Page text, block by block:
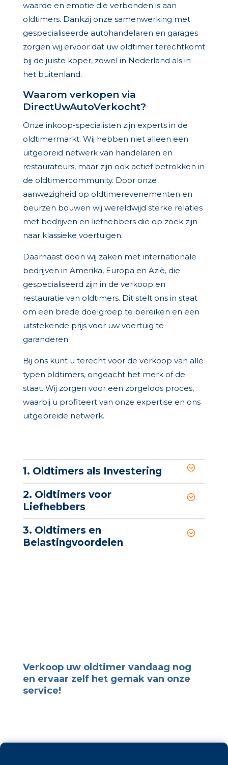
waarde en emotie die verbonden is aan
oldtimers. Dankzij onze samenwerking met
gespecialiseerde autohandelaren en garages
zorgen wij ervoor dat uw oldtimer terechtkomt
bij de juiste koper, zowel in Nederland als in
het buitenland.
Waarom verkopen via
DirectUwAutoVerkocht?
Onze inkoop-specialisten zijn experts in de
oldtimermarkt. Wij hebben niet alleen een
uitgebreid netwerk van handelaren en
restaurateurs, maar zijn ook actief betrokken in
de oldtimercommunity. Door onze
aanwezigheid op oldtimerevenementen en
beurzen bouwen wij wereldwijd sterke relaties
met bedrijven en liefhebbers die op zoek zijn
naar klassieke voertuigen.
Daarnaast doen wij zaken met internationale
bedrijven in Amerika, Europa en Azië, die
gespecialiseerd zijn in de verkoop en
restauratie van oldtimers. Dit stelt ons in staat
om een brede doelgroep te bereiken en een
uitstekende prijs voor uw voertuig te
garanderen.
Bij ons kunt u terecht voor de verkoop van alle
typen oldtimers, ongeacht het merk of de
staat. Wij zorgen voor een zorgeloos proces,
waarbij u profiteert van onze expertise en ons
uitgebreide netwerk.
1. Oldtimers als Investering
2. Oldtimers voor
Liefhebbers
3. Oldtimers en
Belastingvoordelen
Verkoop uw oldtimer vandaag nog
en ervaar zelf het gemak van onze
service!